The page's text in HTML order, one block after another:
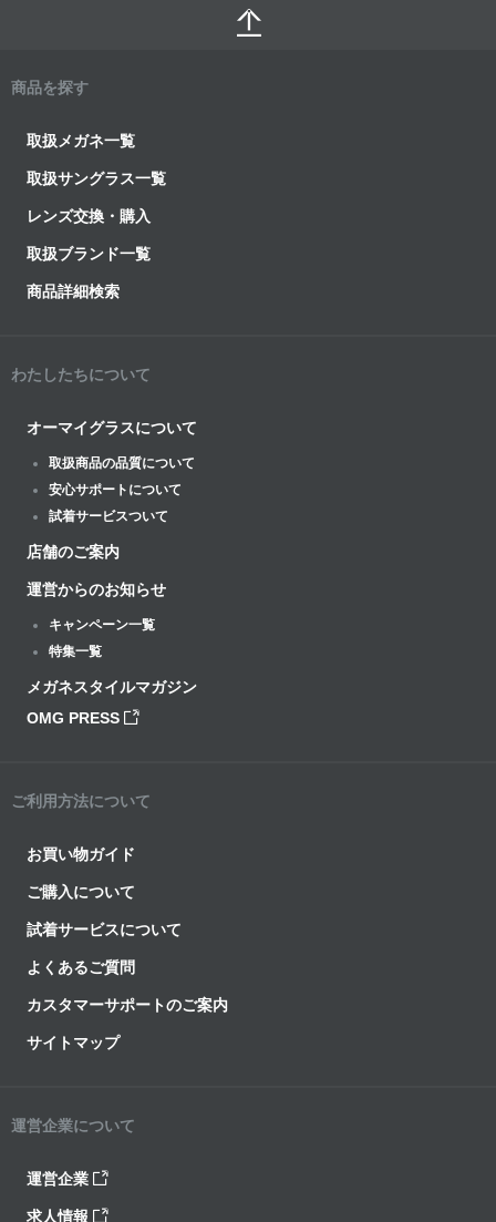
商品を探す
取扱メガネ一覧
取扱サングラス一覧
レンズ交換・購入
取扱ブランド一覧
商品詳細検索
わたしたちについて
オーマイグラスについて
取扱商品の品質について
安心サポートについて
試着サービスついて
店舗のご案内
運営からのお知らせ
キャンペーン一覧
特集一覧
メガネスタイルマガジン
OMG PRESS
ご利用方法について
お買い物ガイド
ご購入について
試着サービスについて
よくあるご質問
カスタマーサポートのご案内
サイトマップ
運営企業について
運営企業
求人情報